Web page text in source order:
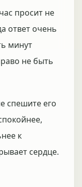
просит не
ответ очень
минут
не быть
спешите его
к
сердце.